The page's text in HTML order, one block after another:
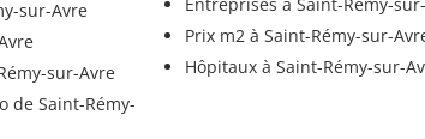
sur-Avre
sur-Avre
de Saint-Rémy-
Prix m2 à Saint-Rémy-sur-
Hôpitaux à Saint-Rémy-sur-